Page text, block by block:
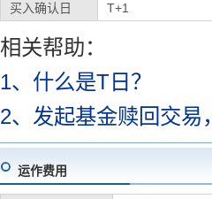
买入确认日 T+1
相关帮助：
1、什么是T日？
2、发起基金赎回交易
运作费用